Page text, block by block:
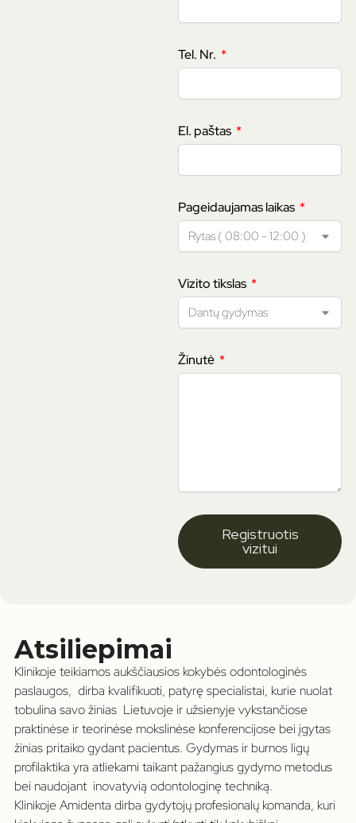
Tel. Nr.
El. paštas
Pageidaujamas laikas
Vizito tikslas
Žinutė
Registruotis
vizitui
Atsiliepimai
Klinikoje teikiamos aukščiausios kokybės odontologinės
paslaugos, dirba kvalifikuoti, patyrę specialistai, kurie nuolat
tobulina savo žinias Lietuvoje ir užsienyje vykstančiose
praktinėse ir teorinėse mokslinėse konferencijose bei įgytas
žinias pritaiko gydant pacientus. Gydymas ir burnos ligų
profilaktika yra atliekami taikant pažangius gydymo metodus
bei naudojant inovatyvią odontologinę techniką.
Klinikoje Amidenta dirba gydytojų profesionalų komanda, kuri